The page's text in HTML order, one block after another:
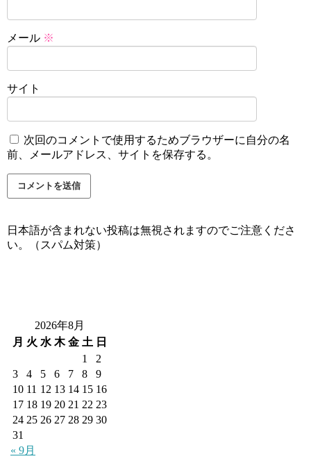
メール ※
サイト
次回のコメントで使用するためブラウザーに自分の名
前、メールアドレス、サイトを保存する。
日本語が含まれない投稿は無視されますのでご注意くださ
い。（スパム対策）
2026年8月
月 火 水 木 金 土 日
1
2
3
4 5 6 7 8
9
10 11 12 13 14 15 16
17 18 19 20 21 22 23
24 25 26 27 28 29 30
31
« 9月